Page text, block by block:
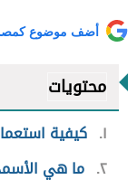
أضف موضوع
محتويات
١ كيفية
٢ ما هي